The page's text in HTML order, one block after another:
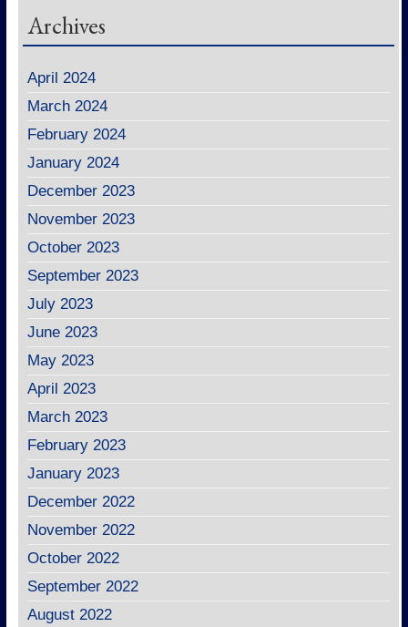
Archives
April 2024
March 2024
February 2024
January 2024
December 2023
November 2023
October 2023
September 2023
July 2023
June 2023
May 2023
April 2023
March 2023
February 2023
January 2023
December 2022
November 2022
October 2022
September 2022
August 2022